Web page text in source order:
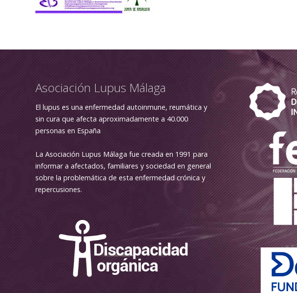
Asociación Lupus Málaga
El lupus es una enfermedad autoinmune, reumática y
sin cura que afecta aproximadamente a 40.000
personas en España
La Asociación Lupus Málaga fue creada en 1991 para
informar a afectados, familiares y sociedad en general
sobre la problemática de esta enfermedad crónica y
repercusiones.